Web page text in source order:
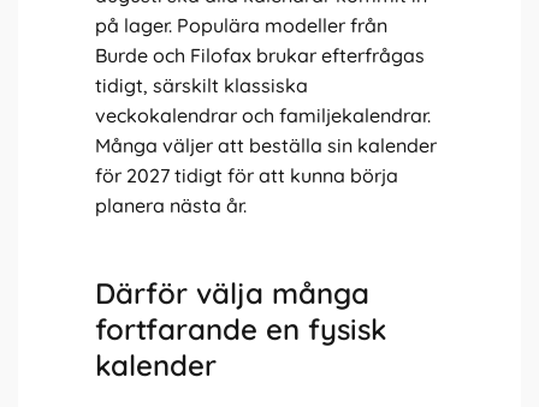
på lager. Populära modeller från
Burde och Filofax brukar efterfrågas
tidigt, särskilt klassiska
veckokalendrar och familjekalendrar.
Många väljer att beställa sin kalender
för 2027 tidigt för att kunna börja
planera nästa år.
Därför välja många
fortfarande en fysisk
kalender